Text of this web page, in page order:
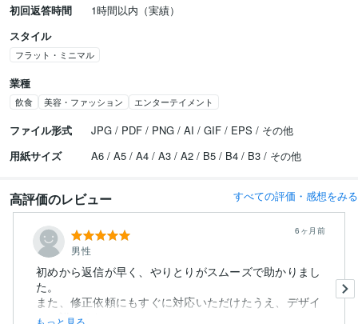
初回返答時間
1時間以内（実績）
スタイル
フラット・ミニマル
業種
飲食 美容・ファッション エンターテイメント
ファイル形式
JPG / PDF / PNG / AI / GIF / EPS / その他
用紙サイズ
A6 / A5 / A4 / A3 / A2 / B5 / B4 / B3 / その他
高評価のレビュー すべての評価・感想をみる
男性
6ヶ月前
初めから返信が早く、やりとりがスムーズで助かりまし
た。
また、修正依頼にもすぐに対応いただけたうえ、デザイ
ンに詳しくない...
もっと見る